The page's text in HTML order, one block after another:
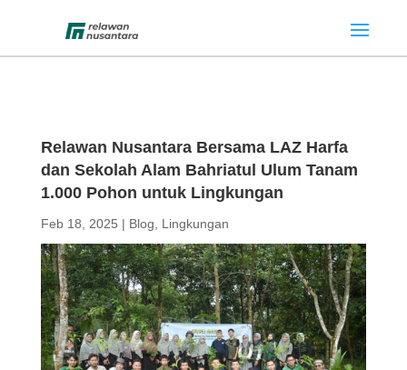
Relawan Nusantara Bersama LAZ Harfa
dan Sekolah Alam Bahriatul Ulum Tanam
1.000 Pohon untuk Lingkungan
Feb 18, 2025 | Blog Lingkungan